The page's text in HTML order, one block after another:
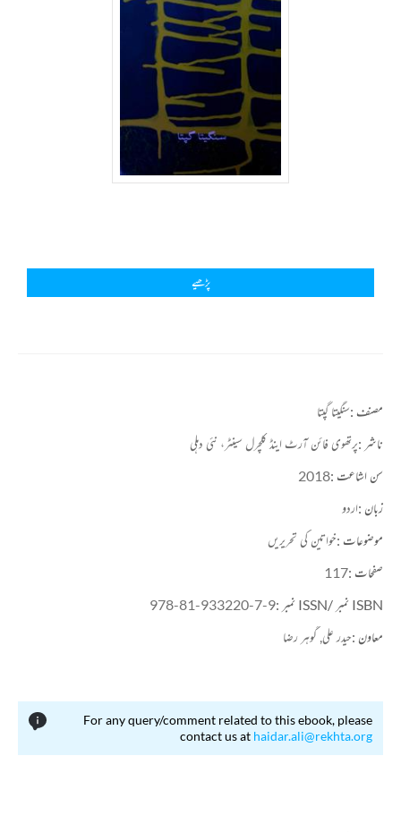
پڑھیے
مصنف :سنگیتا گپتا
ناشر :پرتھوی فائن آرٹ اینڈ کلچرل سینٹر، نئی دہلی
سن اشاعت :2018
زبان :اردو
موضوعات :خواتین کی تحریریں
صفحات :117
ISBN نمبر /ISSN نمبر :
978-81-933220-7-9
معاون :حیدر علی, گوہر رضا
For any query/comment related to this ebook, please
contact us at haidar.ali@rekhta.org